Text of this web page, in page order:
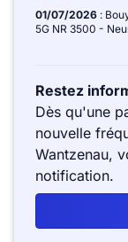
01/07/2026 :
5G NR 3500 -
Restez
Dès qu'une
nouvelle
Wantzenau,
notification.